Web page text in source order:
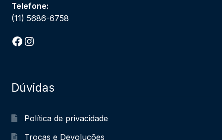
Telefone:
(11) 5686-6758
Facebook
Instagram
Dúvidas
Política de privacidade
Trocas e Devoluções